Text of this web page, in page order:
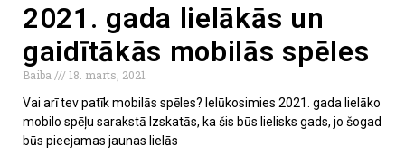
2021. gada lielākās un
gaidītākās mobilās spēles
Baiba
18. marts, 2021
Vai arī tev patīk mobilās spēles? Ielūkosimies 2021. gada lielāko
mobilo spēļu sarakstā Izskatās, ka šis būs lielisks gads, jo šogad
būs pieejamas jaunas lielās